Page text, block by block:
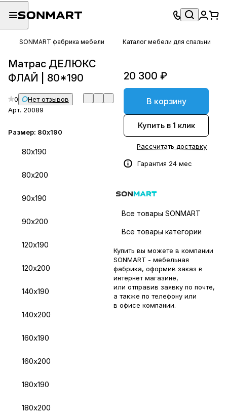
SONMART фабрика мебели Каталог мебели для спальни
Матрас ДЕЛЮКС
ФЛАЙ | 80*190
0
Нет отзывов
Арт. 20089
Размер: 80х190
80х190
80х200
90х190
90х200
120х190
120х200
140х190
140х200
160х190
160х200
180х190
180х200
20 300 ₽
В корзину
Купить в 1 клик
Рассчитать доставку
Гарантия 24 мес
Все товары SONMART
Все товары категории
Купить вы можете в компании
SONMART - мебельная
фабрика, оформив заказ в
интернет магазине,
или отправив заявку по почте,
а также по телефону или
в офисе компании.